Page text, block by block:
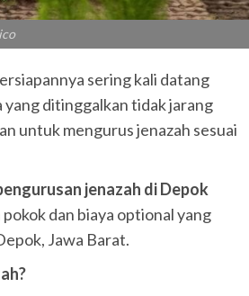
sering kali datang
yang ditinggalkan tidak jarang
untuk mengurus jenazah sesuai
jenazah di Depok
dan biaya optional yang
Jawa Barat.